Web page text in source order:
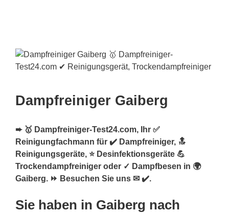
Dampfreiniger Gaiberg
➨ 🥇 Dampfreiniger-Test24.com, Ihr ✅
Reinigungfachmann für ✔️ Dampfreiniger, 🔝
Reinigungsgeräte, ⭐ Desinfektionsgeräte 💪
Trockendampfreiniger oder ✓ Dampfbesen in 🌍
Gaiberg. ⏩ Besuchen Sie uns ✉ ✔️.
Sie haben in Gaiberg nach